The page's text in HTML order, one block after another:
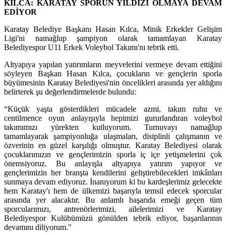
KILCA: KARATAY SPORUN YILDIZI OLMAYA DEVAM
EDİYOR
Karatay Belediye Başkanı Hasan Kılca, Minik Erkekler Gelişim
Ligi'ni namağlup şampiyon olarak tamamlayan Karatay
Belediyespor U11 Erkek Voleybol Takımı'nı tebrik etti.
Altyapıya yapılan yatırımların meyvelerini vermeye devam ettiğini
söyleyen Başkan Hasan Kılca, çocukların ve gençlerin sporla
büyümesinin Karatay Belediyesi'nin öncelikleri arasında yer aldığını
belirterek şu değerlendirmelerde bulundu:
“Küçük yaşta gösterdikleri mücadele azmi, takım ruhu ve
centilmence oyun anlayışıyla hepimizi gururlandıran voleybol
takımımızı yürekten kutluyorum. Turnuvayı namağlup
tamamlayarak şampiyonluğa ulaşmaları, disiplinli çalışmanın ve
özverinin en güzel karşılığı olmuştur. Karatay Belediyesi olarak
çocuklarımızın ve gençlerimizin sporla iç içe yetişmelerini çok
önemsiyoruz. Bu anlayışla altyapıya yatırım yapıyor ve
gençlerimizin her branşta kendilerini geliştirebilecekleri imkânları
sunmaya devam ediyoruz. İnanıyorum ki bu kardeşlerimiz gelecekte
hem Karatay'ı hem de ülkemizi başarıyla temsil edecek sporcular
arasında yer alacaktır. Bu anlamlı başarıda emeği geçen tüm
sporcularımızı, antrenörlerimizi, ailelerimizi ve Karatay
Belediyespor Kulübümüzü gönülden tebrik ediyor, başarılarının
devamını diliyorum."